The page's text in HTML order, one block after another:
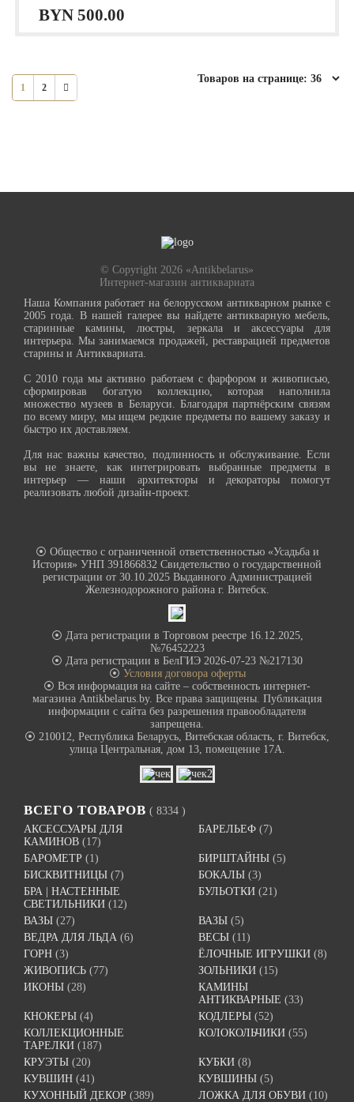
BYN 500.00
1 2
© Copyright 2026 «Antikbelarus»
Интернет-магазин антиквариата
Наша Компания работает на белорусском антикварном рынке с
2005 года. В нашей галерее вы найдете антикварную мебель,
старинные камины, люстры, зеркала и аксессуары для
интерьера. Мы занимаемся продажей, реставрацией предметов
старины и Антиквариата.
С 2010 года мы активно работаем с фарфором и живописью,
сформировав богатую коллекцию, которая наполнила
множество музеев в Беларуси. Благодаря партнёрским связям
по всему миру, мы ищем редкие предметы по вашему заказу и
быстро их доставляем.
Для нас важны качество, подлинность и обслуживание. Если
вы не знаете, как интегрировать выбранные предметы в
интерьер — наши архитекторы и декораторы помогут
реализовать любой дизайн-проект.
⦿ Общество с ограниченной ответственностью «Усадьба и
История» УНП 391866832 Свидетельство о государственной
регистрации от 30.10.2025 Выданного Администрацией
Железнодорожного района г. Витебск.
⦿ Дата регистрации в Торговом реестре 16.12.2025,
№76452223
⦿ Дата регистрации в БелГИЭ 2026-07-23 №217130
⦿ Условия договора оферты
⦿ Вся информация на сайте – собственность интернет-
магазина Antikbelarus.by. Все права защищены. Публикация
информации с сайта без разрешения правообладателя
запрещена.
⦿ 210012, Республика Беларусь, Витебская область, г. Витебск,
улица Центральная, дом 13, помещение 17А.
ВСЕГО ТОВАРОВ ( 8334 )
АКСЕССУАРЫ ДЛЯ
КАМИНОВ (17)
БАРЕЛЬЕФ (7)
БАРОМЕТР (1) БИРШТАЙНЫ (5)
БИСКВИТНИЦЫ (7) БОКАЛЫ (3)
БРА | НАСТЕННЫЕ
СВЕТИЛЬНИКИ (12)
БУЛЬОТКИ (21)
ВАЗЫ (27) ВАЗЫ (5)
ВЕДРА ДЛЯ ЛЬДА (6) ВЕСЫ (11)
ГОРН (3) ЁЛОЧНЫЕ ИГРУШКИ (8)
ЖИВОПИСЬ (77) ЗОЛЬНИКИ (15)
ИКОНЫ (28)
КАМИНЫ
АНТИКВАРНЫЕ (33)
КНОКЕРЫ (4) КОДЛЕРЫ (52)
КОЛЛЕКЦИОННЫЕ
ТАРЕЛКИ (187)
КОЛОКОЛЬЧИКИ (55)
КРУЭТЫ (20) КУБКИ (8)
КУВШИН (41) КУВШИНЫ (5)
КУХОННЫЙ ДЕКОР (389) ЛОЖКА ДЛЯ ОБУВИ (10)